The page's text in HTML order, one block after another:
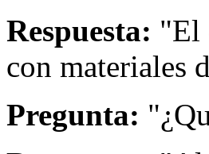
Respuesta: "El
con materiales
Pregunta: